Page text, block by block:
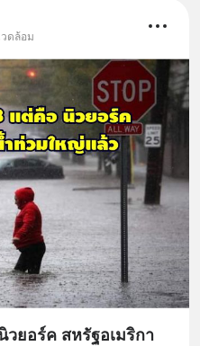
วดล้อม
วยอร์ค สหรัฐอเมริกา